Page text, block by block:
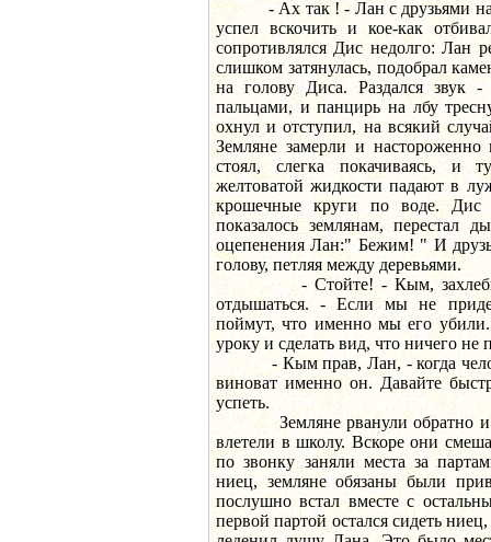
- Ах так ! - Лан с друзьями
успел вскочить и кое-как
сопротивлялся Дис недолго: Лан
слишком затянулась, подобрал
на голову Диса. Раздался звук
пальцами, и панцирь на лбу
охнул и отступил, на всякий
Земляне замерли и
стоял, слегка покачиваясь, и
желтоватой жидкости падают в
крошечные круги по воде. Дис
показалось землянам, перестал
оцепенения Лан:" Бежим! " И
голову, петляя между деревьями.
- Стойте! - Кым,
отдышаться. - Если мы не
поймут, что именно мы его
уроку и сделать вид, что ничего не
- Кым прав, Лан, - когда
виноват именно он. Давайте
успеть.
Земляне рванули обратно и
влетели в школу. Вскоре они
по звонку заняли места за
ниец, земляне обязаны были
послушно встал вместе с
первой партой остался сидеть